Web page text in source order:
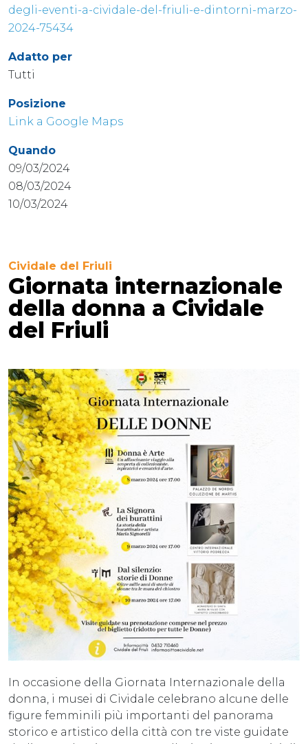
degli-eventi-a-cividale-del-friuli-e-dintorni-marzo-
2024-75434
Adatto per
Tutti
Posizione
Link a Google Maps
Quando
09/03/2024
08/03/2024
10/03/2024
Cividale del Friuli
Giornata internazionale
della donna a Cividale
del Friuli
In occasione della Giornata Internazionale della
donna, i musei di Cividale celebrano alcune delle
figure femminili più importanti del panorama
storico e artistico della città con tre viste guidate